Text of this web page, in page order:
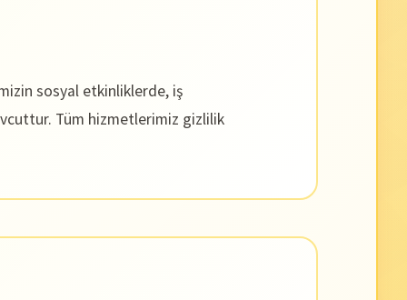
sosyal etkinliklerde, iş
Tüm hizmetlerimiz gizlilik